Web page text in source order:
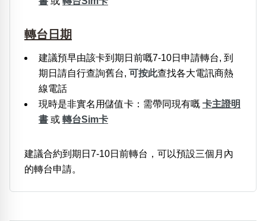
轉台日期
建議預早由該卡到期日前嘅7-10日申請轉台, 到
期日請自行查詢舊台, 可按此查找各大電訊商熱
線電話
現時是非實名用儲值卡：需帶同現有嘅 卡主證明
書 或 轉台Sim卡
建議合約到期日7-10日前轉台，可以預設三個月內
的轉台申請。